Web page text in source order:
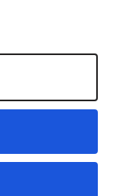
Rights Reserved.